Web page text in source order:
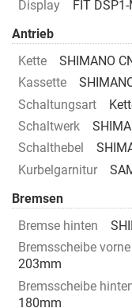
Display
FIT
Antrieb
Kette
SHIMANO
Kassette
Schaltungsart
Schaltwerk
Schalthebel
Kurbelgarnitur
Bremsen
Bremse hinten
Bremsscheibe vorne
203mm
Bremsscheibe
180mm